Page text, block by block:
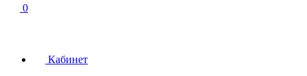
0
Кабинет